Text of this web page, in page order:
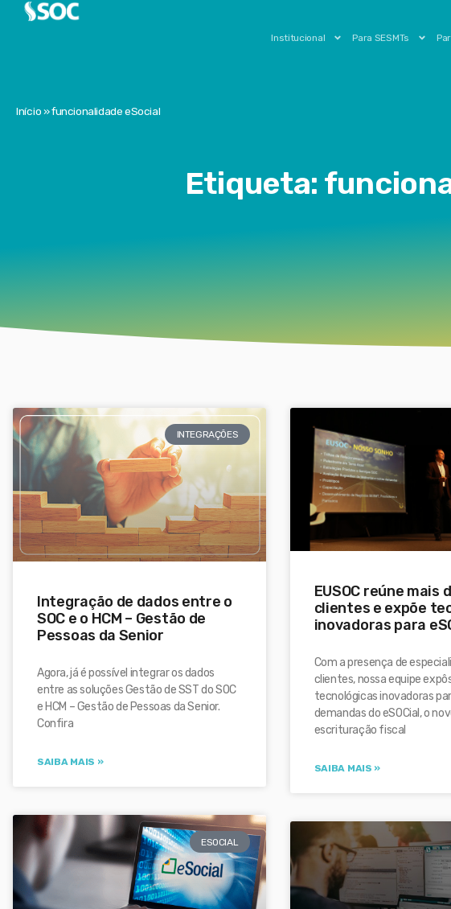
Institucional Para SESMTs
Início»funcionalidade eSocial
Etiqueta:
INTEGRAÇÕES
Integração de dados entre o
SOC e o HCM – Gestão de
Pessoas da Senior
Agora, já é possível integrar os dados
entre as soluções Gestão de SST do SOC
e HCM – Gestão de Pessoas da Senior.
Confira
SAIBA MAIS »
EUSOC reúne mais
clientes e expõe
inovadoras para
Com a presença de
clientes, nossa equipe
tecnológicas inovadoras
demandas do eSOCial, o
escrituração fiscal
SAIBA MAIS »
ESOCIAL